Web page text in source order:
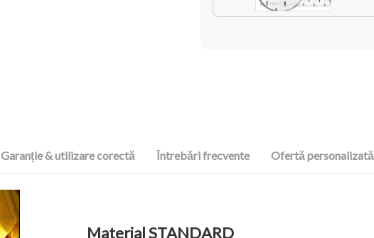
Garanție & utilizare corectă Întrebări frecvente Ofertă personalizată
Material STANDARD